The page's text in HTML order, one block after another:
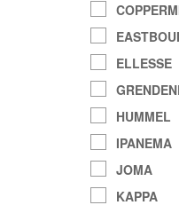
ELLESSE
HUMMEL
IPANEMA
JOMA
KAPPA